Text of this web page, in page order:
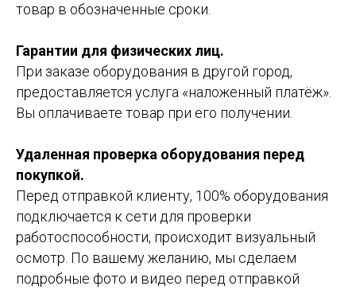
товар в обозначенные сроки.
Гарантии для физических лиц.
При заказе оборудования в другой город,
предоставляется услуга «наложенный платёж».
Вы оплачиваете товар при его получении.
Удаленная проверка оборудования перед
покупкой.
Перед отправкой клиенту, 100% оборудования
подключается к сети для проверки
работоспособности, происходит визуальный
осмотр. По вашему желанию, мы сделаем
подробные фото и видео перед отправкой